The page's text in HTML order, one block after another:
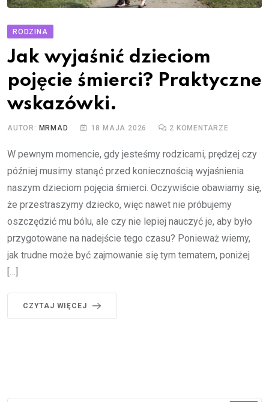
RODZINA
Jak wyjaśnić dzieciom
pojęcie śmierci? Praktyczne
wskazówki.
AUTOR: MRMAD 18 MAJA 2026 2 KOMENTARZE
W pewnym momencie, gdy jesteśmy rodzicami, prędzej czy
później musimy stanąć przed koniecznością wyjaśnienia
naszym dzieciom pojęcia śmierci. Oczywiście obawiamy się,
że przestraszymy dziecko, więc nawet nie próbujemy
oszczędzić mu bólu, ale czy nie lepiej nauczyć je, aby było
przygotowane na nadejście tego czasu? Ponieważ wiemy,
jak trudne może być zajmowanie się tym tematem, poniżej
[…]
CZYTAJ WIĘCEJ